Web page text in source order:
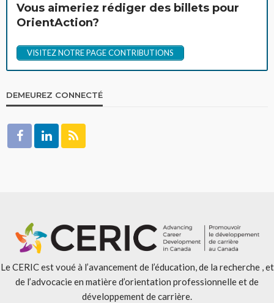
Vous aimeriez rédiger des billets pour
OrientAction?
VISITEZ NOTRE PAGE CONTRIBUTIONS
DEMEUREZ CONNECTÉ
Le CERIC est voué à l’avancement de l’éducation, de la recherche , et
de l’advocacie en matière d’orientation professionnelle et de
développement de carrière.